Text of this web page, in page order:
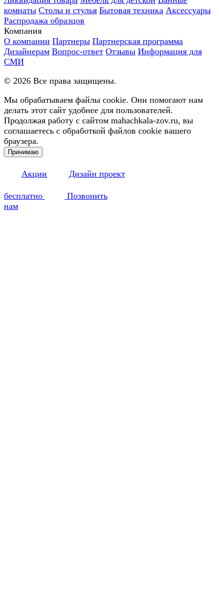
комнаты Столы и стулья Бытовая техника Аксессуары
Распродажа образцов
Компания
О компании Партнеры Партнерская программа
Дизайнерам Вопрос-ответ Отзывы Информация для
СМИ
© 2026 Все права защищены.
Мы обрабатываем файлы cookie. Они помогают нам
делать этот сайт удобнее для пользователей.
Продолжая работу с сайтом mahachkala-zov.ru, вы
соглашаетесь с обработкой файлов cookie вашего
браузера.
Принимаю
Акции Дизайн проект
бесплатно
Позвонить
нам